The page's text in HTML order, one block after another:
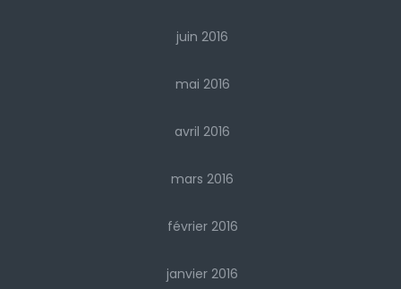
juin 2016
mai 2016
avril 2016
mars 2016
février 2016
janvier 2016